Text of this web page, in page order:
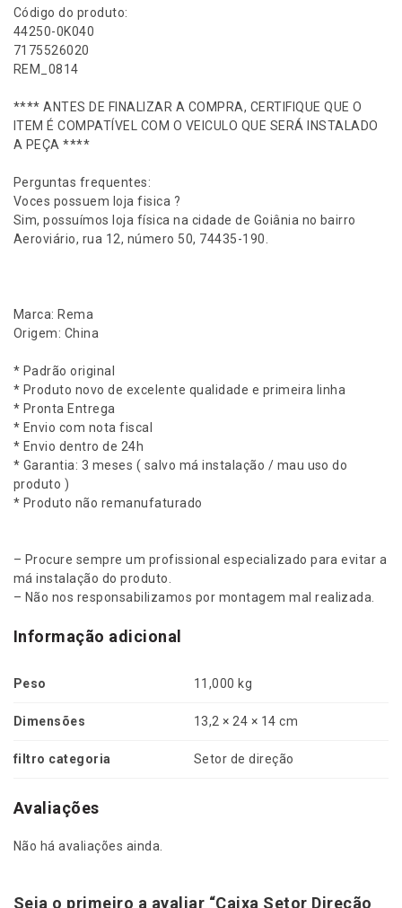
e
ç
ã
d
r
u
l
c
l
u
P
i
t
b
u
l
l
2
3
.
0
K
K
2
0
A
0
Código do produto:
44250-0K040
7175526020
REM_0814
**** ANTES DE FINALIZAR A COMPRA, CERTIFIQUE QUE O
ITEM É COMPATÍVEL COM O VEICULO QUE SERÁ INSTALADO
A PEÇA ****
Perguntas frequentes:
Voces possuem loja fisica ?
Sim, possuímos loja física na cidade de Goiânia no bairro
Aeroviário, rua 12, número 50, 74435-190.
Marca: Rema
Origem: China
* Padrão original
* Produto novo de excelente qualidade e primeira linha
* Pronta Entrega
* Envio com nota fiscal
* Envio dentro de 24h
* Garantia: 3 meses ( salvo má instalação / mau uso do
produto )
* Produto não remanufaturado
– Procure sempre um profissional especializado para evitar a
má instalação do produto.
– Não nos responsabilizamos por montagem mal realizada.
Informação adicional
Peso 11,000 kg
Dimensões 13,2 × 24 × 14 cm
filtro categoria Setor de direção
Avaliações
Não há avaliações ainda.
Seja o primeiro a avaliar “Caixa Setor Direção